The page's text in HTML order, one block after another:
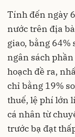
Tính đến ngày
nước trên địa
giao, bằng 64%
ngân sách
hoạch đề ra,
chỉ bằng 19%
thuế, lệ phí lớn
cá nhân từ
trước bạ đạt